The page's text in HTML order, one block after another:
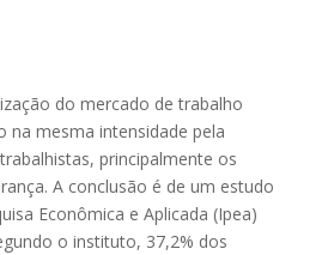
do mercado de trabalho
na mesma intensidade pela
principalmente os
A conclusão é de um estudo
Econômica e Aplicada (Ipea)
o instituto, 37,2% dos